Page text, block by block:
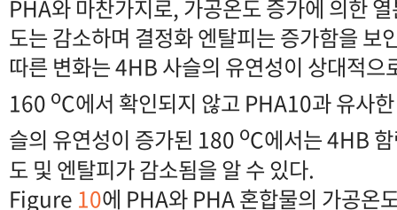
PHA와 마찬가지로, 가공온도 증가에 의한
도는 감소하며 결정화 엔탈피는 증가함을 보
따른 변화는 4HB 사슬의 유연성이 상대적으
160 oC에서 확인되지 않고 PHA10과 유사
슬의 유연성이 증가된 180 oC에서는 4HB
도 및 엔탈피가 감소됨을 알 수 있다.
Figure 10에 PHA와 PHA 혼합물의 가공온